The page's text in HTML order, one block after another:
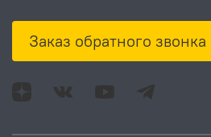
Заказ обратного звонка